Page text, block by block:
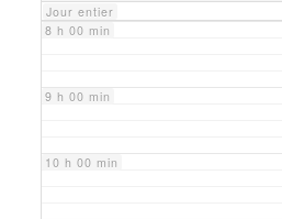
Jour entier
8 h 00 min
9 h 00 min
10 h 00 min